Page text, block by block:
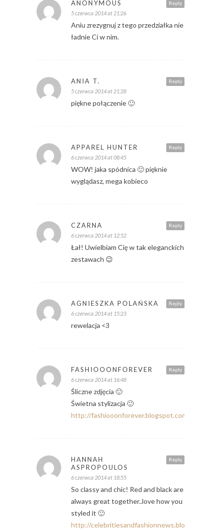
Reply
ANONYMOUS
5 czerwca 2014 at 21:26
Aniu zrezygnuj z tego przedziałka nie
ładnie Ci w nim.
Reply
ANIA T.
5 czerwca 2014 at 21:28
piękne połączenie 🙂
Reply
APPAREL HUNTER
6 czerwca 2014 at 08:45
WOW! jaka spódnica 🙂 pięknie
wyglądasz, mega kobieco
Reply
CZARNA
6 czerwca 2014 at 12:52
Łał! Uwielbiam Cię w tak eleganckich
zestawach 😉
Reply
AGNIESZKA POLAŃSKA
6 czerwca 2014 at 15:23
rewelacja <3
Reply
FASHIOOONFOREVER
6 czerwca 2014 at 16:48
Śliczne zdjęcia 🙂
Świetna stylizacja 🙂
http://fashiooonforever.blogspot.com/
Reply
HANNAH
ASPROPOULOS
6 czerwca 2014 at 18:55
So classy and chic! Red and black are
always great together..love how you
styled it 🙂
http://celebritiesandfashionnews.blogspot.de/